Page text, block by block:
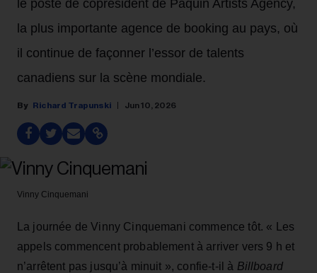
le poste de coprésident de Paquin Artists Agency,
la plus importante agence de booking au pays, où
il continue de façonner l’essor de talents
canadiens sur la scène mondiale.
Richard Trapunski Jun 10, 2026
Vinny Cinquemani
La journée de Vinny Cinquemani commence tôt. « Les
appels commencent probablement à arriver vers 9 h et
n’arrêtent pas jusqu’à minuit », confie-t-il à Billboard